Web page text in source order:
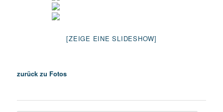
[ZEIGE EINE SLIDESHOW]
zurück zu Fotos